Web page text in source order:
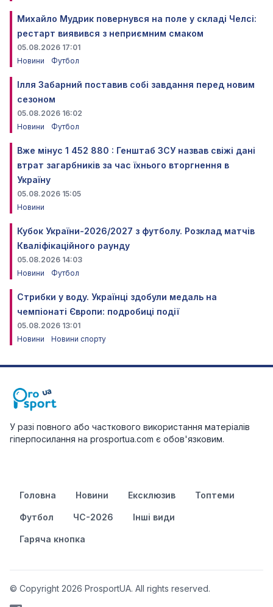
Михайло Мудрик повернувся на поле у складі Челсі:
рестарт виявився з неприємним смаком
05.08.2026 17:01
Новини
Футбол
Ілля Забарний поставив собі завдання перед новим
сезоном
05.08.2026 16:02
Новини
Футбол
Вже мінус 1 452 880 : Генштаб ЗСУ назвав свіжі дані
втрат загарбників за час їхнього вторгнення в
Україну
05.08.2026 15:05
Новини
Кубок України-2026/2027 з футболу. Розклад матчів
Кваліфікаційного раунду
05.08.2026 14:03
Новини
Футбол
Стрибки у воду. Українці здобули медаль на
чемпіонаті Європи: подробиці події
05.08.2026 13:01
Новини
Новини спорту
У разі повного або часткового використання матеріалів
гіперпосилання на prosportua.com є обов'язковим.
Головна Новини Ексклюзив Топтеми
Футбол ЧС-2026 Інші види
Гаряча кнопка
© Copyright 2026 ProsportUA. All rights reserved.